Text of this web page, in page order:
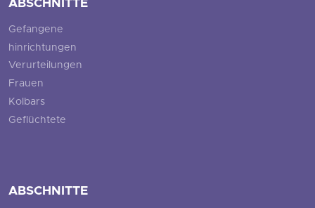
ABSCHNITTE
Gefangene
hinrichtungen
Verurteilungen
Frauen
Kolbars
Geflüchtete
ABSCHNITTE